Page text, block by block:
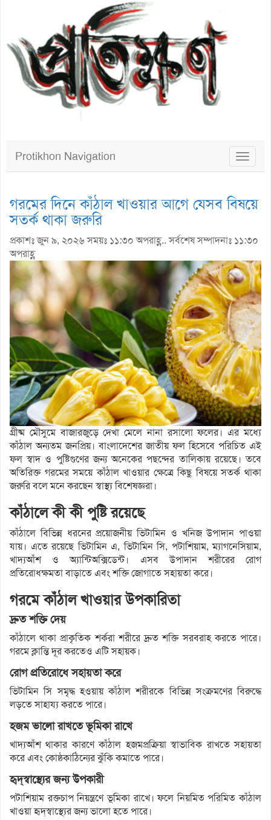
Toggle
Protikhon Navigation
গরমের দিনে কাঁঠাল খাওয়ার আগে যেসব বিষয়ে
সতর্ক থাকা জরুরি
প্রকাশঃ জুন ৯, ২০২৬ সময়ঃ ১১:৩০ অপরাহ্ণ.. সর্বশেষ সম্পাদনাঃ ১১:৩০
অপরাহ্ণ
গ্রীষ্ম মৌসুমে বাজারজুড়ে দেখা মেলে নানা রসালো ফলের। এর মধ্যে
কাঁঠাল অন্যতম জনপ্রিয়। বাংলাদেশের জাতীয় ফল হিসেবে পরিচিত এই
ফল স্বাদ ও পুষ্টিগুণের জন্য অনেকের পছন্দের তালিকায় রয়েছে। তবে
অতিরিক্ত গরমের সময়ে কাঁঠাল খাওয়ার ক্ষেত্রে কিছু বিষয়ে সতর্ক থাকা
জরুরি বলে মনে করছেন স্বাস্থ্য বিশেষজ্ঞরা।
কাঁঠালে কী কী পুষ্টি রয়েছে
কাঁঠালে বিভিন্ন ধরনের প্রয়োজনীয় ভিটামিন ও খনিজ উপাদান পাওয়া
যায়। এতে রয়েছে ভিটামিন এ, ভিটামিন সি, পটাশিয়াম, ম্যাগনেসিয়াম,
খাদ্যআঁশ ও অ্যান্টিঅক্সিডেন্ট। এসব উপাদান শরীরের রোগ
প্রতিরোধক্ষমতা বাড়াতে এবং শক্তি জোগাতে সহায়তা করে।
গরমে কাঁঠাল খাওয়ার উপকারিতা
দ্রুত শক্তি দেয়
কাঁঠালে থাকা প্রাকৃতিক শর্করা শরীরে দ্রুত শক্তি সরবরাহ করতে পারে।
গরমে ক্লান্তি দূর করতেও এটি সহায়ক।
রোগ প্রতিরোধে সহায়তা করে
ভিটামিন সি সমৃদ্ধ হওয়ায় কাঁঠাল শরীরকে বিভিন্ন সংক্রমণের বিরুদ্ধে
লড়তে সাহায্য করতে পারে।
হজম ভালো রাখতে ভূমিকা রাখে
খাদ্যআঁশ থাকার কারণে কাঁঠাল হজমপ্রক্রিয়া স্বাভাবিক রাখতে সহায়তা
করে এবং কোষ্ঠকাঠিন্যের ঝুঁকি কমাতে পারে।
হৃদ্‌স্বাস্থ্যের জন্য উপকারী
পটাশিয়াম রক্তচাপ নিয়ন্ত্রণে ভূমিকা রাখে। ফলে নিয়মিত পরিমিত কাঁঠাল
খাওয়া হৃদ্‌স্বাস্থ্যের জন্য ভালো হতে পারে।